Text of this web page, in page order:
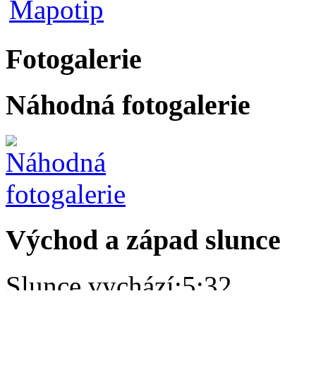
Fotogalerie
Náhodná fotogalerie
Východ a západ slunce
Slunce vychází:5:32